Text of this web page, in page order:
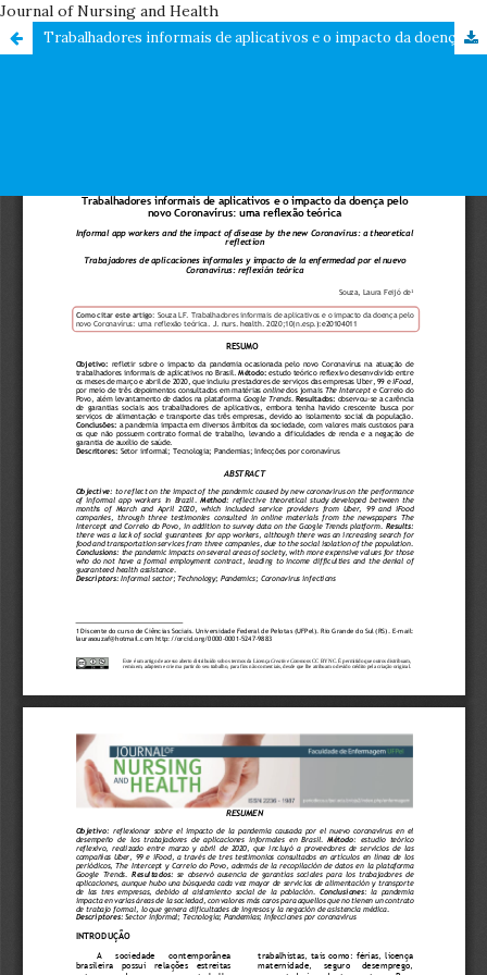
Journal of Nursing and Health
Trabalhadores informais de aplicativos e o impacto da doença pelo novo coronavírus: uma reflexão teórica / Informal app workers and the impact of disease by the new coronavirus: a theoretical reflection